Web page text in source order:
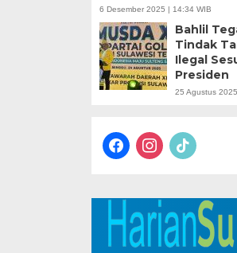
6 Desember 2025 | 14:34 WIB
Bahlil
Tindak
Ilegal
Presiden
25 Agustus
facebookinstagram
tiktok